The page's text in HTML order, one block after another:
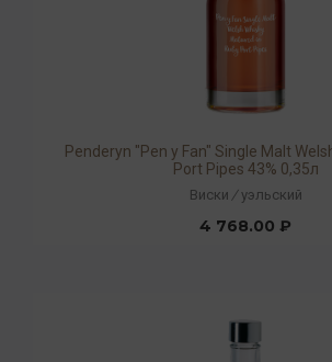
Penderyn "Pen y Fan" Single Malt
Port Pipes 43% 0,35л
Виски / уэльский
4 768.00 ₽